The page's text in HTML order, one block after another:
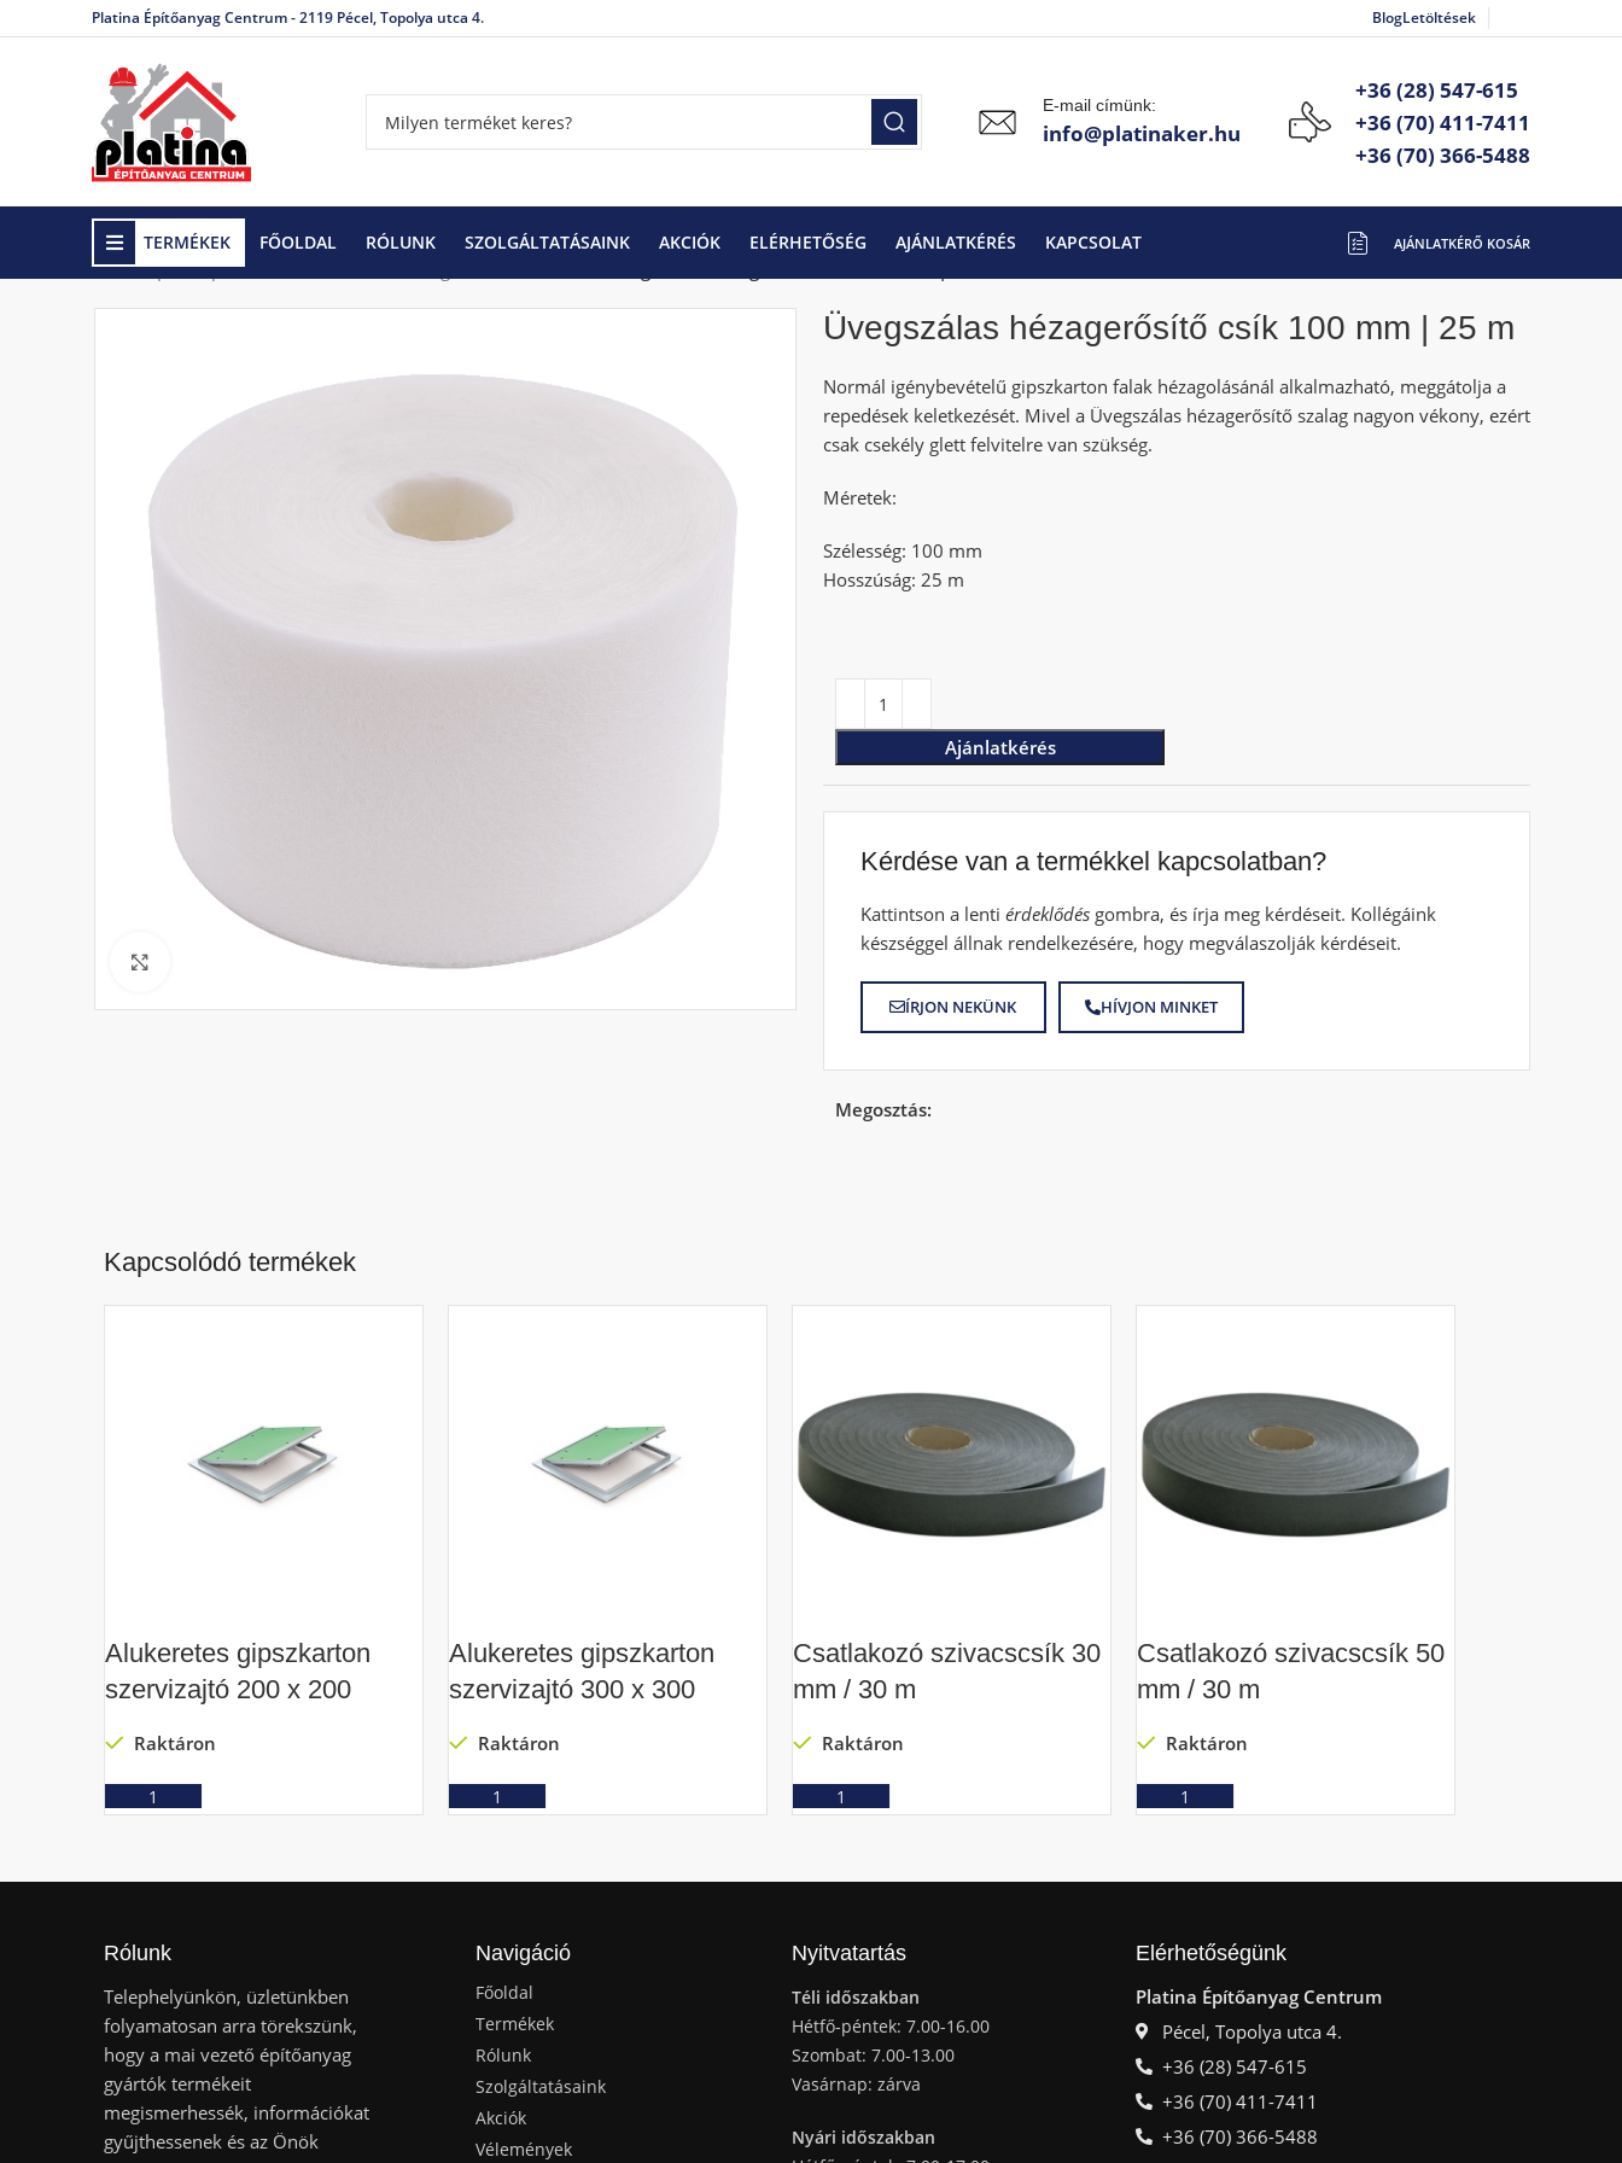
Platina Építőanyag Centrum - 2119 Pécel, Topolya utca 4. BlogLetöltések
E-mail címünk:
info@platinaker.hu
+36 (28) 547-615
+36 (70) 411-7411
+36 (70) 366-5488
TERMÉKEK FŐOLDAL RÓLUNK SZOLGÁLTATÁSAINK AKCIÓK ELÉRHETŐSÉG AJÁNLATKÉRÉS KAPCSOLAT
Kezdőlap Gipszkarton rendszerek
Üvegszálas hézagerősítő csík 100 mm | 25 m
Normál igénybevételű gipszkarton falak hézagolásánál alkalmazható, meggátolja a
repedések keletkezését. Mivel a Üvegszálas hézagerősítő szalag nagyon vékony, ezért
csak csekély glett felvitelre van szükség.
Méretek:
Szélesség: 100 mm
Hosszúság: 25 m
Ajánlatkérés
Kérdése van a termékkel kapcsolatban?
Kattintson a lenti érdeklődés gombra, és írja meg kérdéseit. Kollégáink
készséggel állnak rendelkezésére, hogy megválaszolják kérdéseit.
ÍRJON NEKÜNK HÍVJON MINKET
Megosztás:
Kapcsolódó termékek
Alukeretes gipszkarton
szervizajtó 200 x 200
Raktáron
Alukeretes gipszkarton
szervizajtó 300 x 300
Raktáron
Csatlakozó szivacscsík 30
mm / 30 m
Raktáron
Csatlakozó szivacscsík 50
mm / 30 m
Raktáron
Rólunk
Telephelyünkön, üzletünkben
folyamatosan arra törekszünk,
hogy a mai vezető építőanyag
gyártók termékeit
megismerhessék, információkat
gyűjthessenek és az Önök
Navigáció
Főoldal
Termékek
Rólunk
Szolgáltatásaink
Akciók
Vélemények
Nyitvatartás
Téli időszakban
Hétfő-péntek: 7.00-16.00
Szombat: 7.00-13.00
Vasárnap: zárva
Nyári időszakban
Elérhetőségünk
Platina Építőanyag Centrum
Pécel, Topolya utca 4.
+36 (28) 547-615
+36 (70) 411-7411
+36 (70) 366-5488